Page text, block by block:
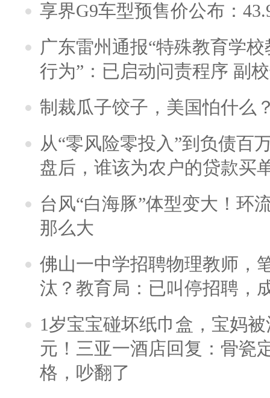
享界G9车型预售价公布：
广东雷州通报“特殊教育学
行为”：已启动问责程序 副
制裁瓜子饺子，美国怕什么
从“零风险零投入”到负债百
盘后，谁该为农户的贷款买
台风“白海豚”体型变大！环
那么大
佛山一中学招聘物理教师，
汰？教育局：已叫停招聘，
1岁宝宝碰坏纸巾盒，宝妈
元！三亚一酒店回复：骨瓷
格，吵翻了